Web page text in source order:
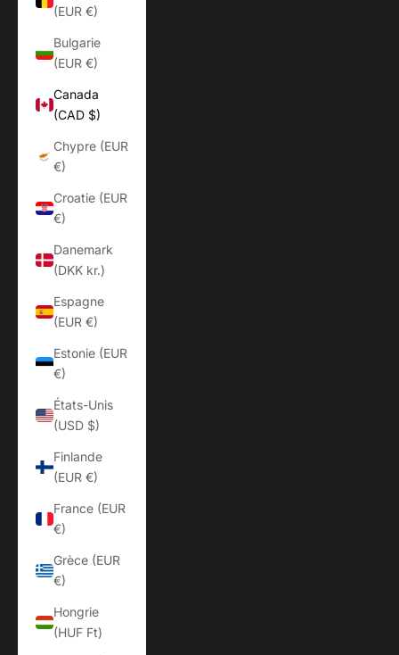
(EUR €)
Bulgarie
(EUR €)
Canada
(CAD $)
Chypre (EUR
€)
Croatie (EUR
€)
Danemark
(DKK kr.)
Espagne
(EUR €)
Estonie (EUR
€)
États-Unis
(USD $)
Finlande
(EUR €)
France (EUR
€)
Grèce (EUR
€)
Hongrie
(HUF Ft)